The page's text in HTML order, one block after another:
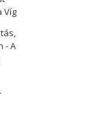
Víg
-A